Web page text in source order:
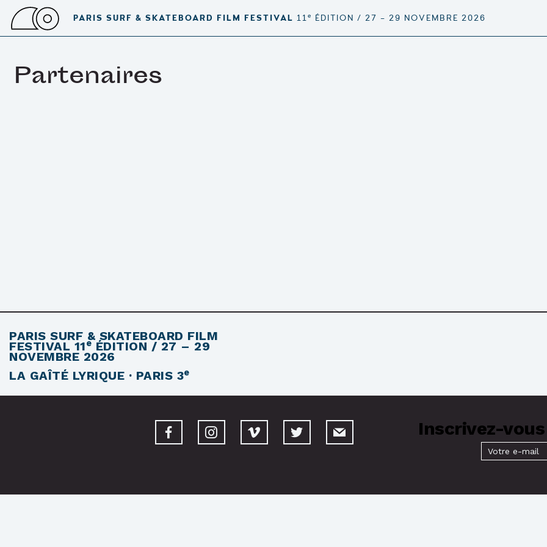
PARIS SURF & SKATEBOARD FILM FESTIVAL 11e ÉDITION / 27 – 29 NOVEMBRE 2026
Partenaires
PARIS SURF & SKATEBOARD FILM
FESTIVAL 11e ÉDITION / 27 – 29
NOVEMBRE 2026
LA GAÎTÉ LYRIQUE · PARIS 3e
Inscrivez-